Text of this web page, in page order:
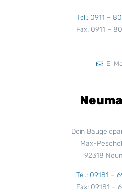
Tel.: 0911 –
Fax: 0911 –
E-
Dein
Max-
92318
Tel.: 09181 –
Fax: 09181 –